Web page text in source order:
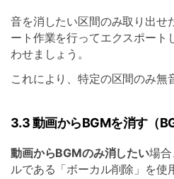
音を消したい区間のみ取り出せ
ート作業を行ってエクスポート
わせましょう。
これにより、特定の区間のみ無
3.3 動画からBGMを消す（
動画からBGMのみ消したい場
ルである「ボーカル削除」を使